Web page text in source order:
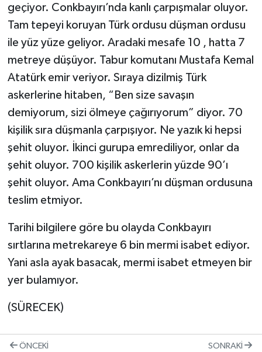
geçiyor. Conkbayırı’nda kanlı çarpışmalar oluyor.
Tam tepeyi koruyan Türk ordusu düşman ordusu
ile yüz yüze geliyor. Aradaki mesafe 10 , hatta 7
metreye düşüyor. Tabur komutanı Mustafa Kemal
Atatürk emir veriyor. Sıraya dizilmiş Türk
askerlerine hitaben, “Ben size savaşın
demiyorum, sizi ölmeye çağırıyorum” diyor. 70
kişilik sıra düşmanla çarpışıyor. Ne yazık ki hepsi
şehit oluyor. İkinci gurupa emrediliyor, onlar da
şehit oluyor. 700 kişilik askerlerin yüzde 90’ı
şehit oluyor. Ama Conkbayırı’nı düşman ordusuna
teslim etmiyor.
Tarihi bilgilere göre bu olayda Conkbayırı
sırtlarına metrekareye 6 bin mermi isabet ediyor.
Yani asla ayak basacak, mermi isabet etmeyen bir
yer bulamıyor.
(SÜRECEK)
ÖNCEKI SONRAKI